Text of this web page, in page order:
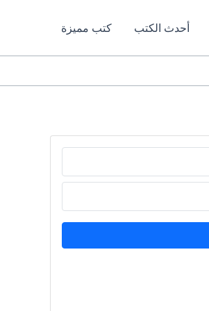
أحدث الكتب كتب مميزة